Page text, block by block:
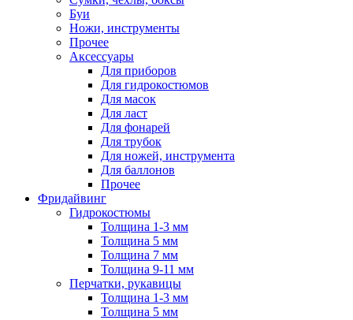
Буи
Ножи, инструменты
Прочее
Аксессуары
Для приборов
Для гидрокостюмов
Для масок
Для ласт
Для фонарей
Для трубок
Для ножей, инструмента
Для баллонов
Прочее
Фридайвинг
Гидрокостюмы
Толщина 1-3 мм
Толщина 5 мм
Толщина 7 мм
Толщина 9-11 мм
Перчатки, рукавицы
Толщина 1-3 мм
Толщина 5 мм